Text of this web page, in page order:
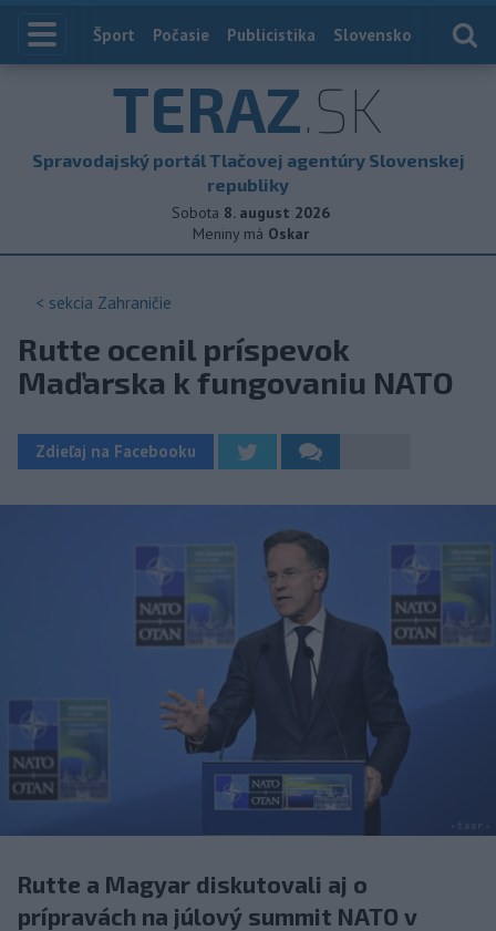
Index
Šport Počasie Publicistika Slovensko
TERAZ.SK
Spravodajský portál Tlačovej agentúry Slovenskej
republiky
Sobota 8. august 2026
Meniny má Oskar
< sekcia Zahraničie
Rutte ocenil príspevok
Maďarska k fungovaniu NATO
Zdieľaj na Facebooku
Rutte a Magyar diskutovali aj o
prípravách na júlový summit NATO v